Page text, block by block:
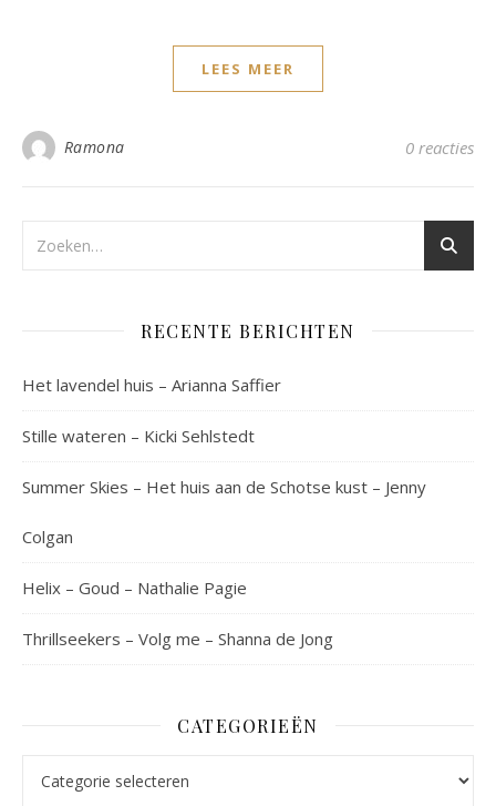
LEES MEER
Ramona 0 reacties
RECENTE BERICHTEN
Het lavendel huis – Arianna Saffier
Stille wateren – Kicki Sehlstedt
Summer Skies – Het huis aan de Schotse kust – Jenny
Colgan
Helix – Goud – Nathalie Pagie
Thrillseekers – Volg me – Shanna de Jong
CATEGORIEËN